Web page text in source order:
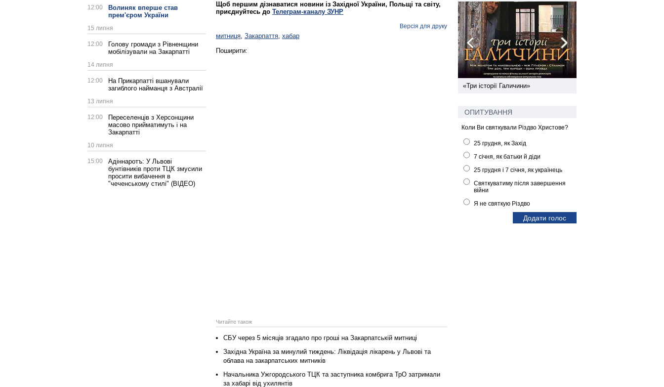
12:00
Волиняк вперше став
прем'єром України
15 липня
12:00
Голову громади з Рівненщини
мобілізували на Закарпатті
14 липня
12:00
На Прикарпатті вшанували
загиблого найманця з Австралії
13 липня
12:00
Переселенців з Херсонщини
масово прийматимуть і на
Закарпатті
10 липня
15:00
Адіннаротъ: У Львові
бунтівників проти ТЦК змусили
просити вибачення в
"чеченському стилі" (ВІДЕО)
Щоб першим дізнаватися новини із Західної України, Польщі та світу,
приєднуйтесь до Телеграм-каналу ЗУНР
Версія для друку
митниця, Закарпаття, хабар
Поширити:
Читайте також
СБУ через 5 місяців згадало про гроші на Закарпатській митниці
Західна Україна за минулий тиждень: Ліквідація лікарень у Львові та
облава на закарпатських митників
Начальника Ужгородського ТЦК та заступника комбрига ТрО затримали
за хабарі від ухилянтів
«Три історії Галичини»
ОПИТУВАННЯ
Коли Ви святкували Різдво Христове?
25 грудня, як Захід
7 січня, як батьки й діди
25 грудня і 7 січня, як українець
Святкуватиму після завершення
війни
Я не святкую Різдво